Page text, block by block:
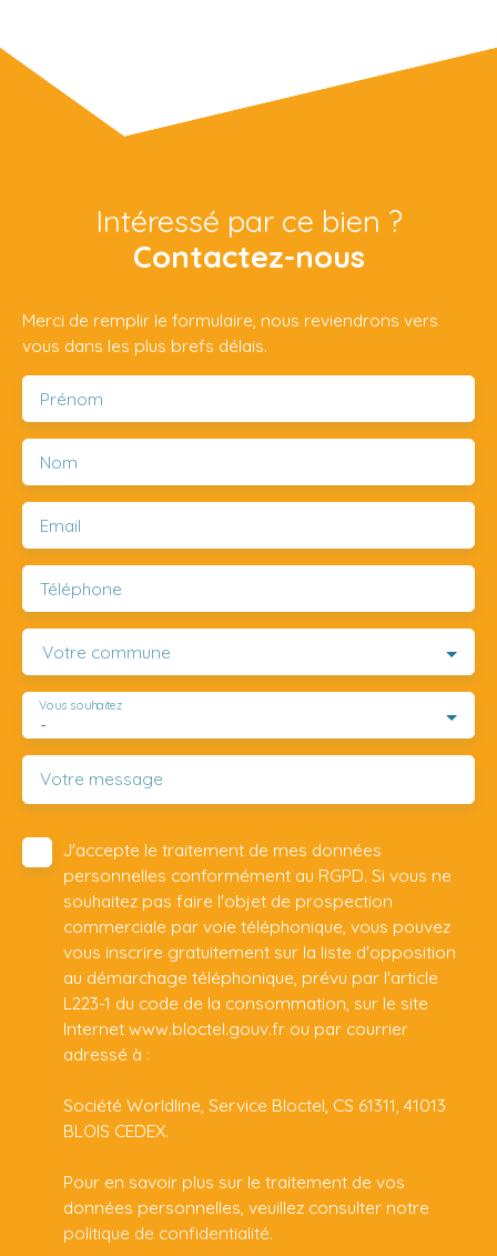
Intéressé par ce bien ?
Contactez-nous
Merci de remplir le formulaire, nous reviendrons vers
vous dans les plus brefs délais.
Prénom
Nom
Email
Téléphone
Votre commune
-
Vous souhaitez
Votre message
J'accepte le traitement de mes données
personnelles conformément au RGPD. Si vous ne
souhaitez pas faire l'objet de prospection
commerciale par voie téléphonique, vous pouvez
vous inscrire gratuitement sur la liste d'opposition
au démarchage téléphonique, prévu par l'article
L223-1 du code de la consommation, sur le site
Internet www.bloctel.gouv.fr ou par courrier
adressé à :
Société Worldline, Service Bloctel, CS 61311, 41013
BLOIS CEDEX.
Pour en savoir plus sur le traitement de vos
données personnelles, veuillez consulter notre
politique de confidentialité.